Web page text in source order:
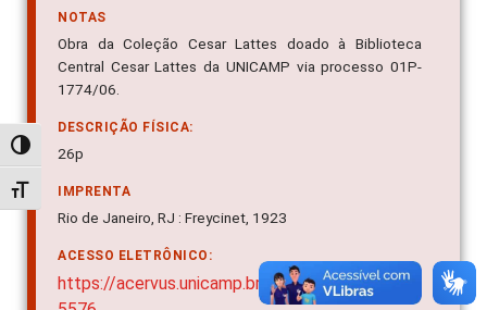
Alternar alto contraste
Alternar tamanho da fonte
NOTAS
Obra da Coleção Cesar Lattes doado à Biblioteca
Central Cesar Lattes da UNICAMP via processo 01P-
1774/06.
DESCRIÇÃO FÍSICA:
26p
IMPRENTA
Rio de Janeiro, RJ : Freycinet, 1923
ACESSO ELETRÔNICO:
https://acervus.unicamp.br/Acervo/Detalhe/40